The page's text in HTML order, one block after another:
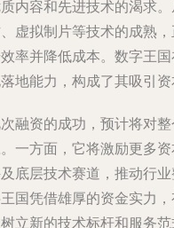
内容和先进技术的渴求
虚拟制片等技术的成熟
率并降低成本。数字王
地能力，构成了其吸引资
融资的成功，预计将对
一方面，它将激励更多
底层技术赛道，推动行
国凭借雄厚的资金实力
立新的技术标杆和服务